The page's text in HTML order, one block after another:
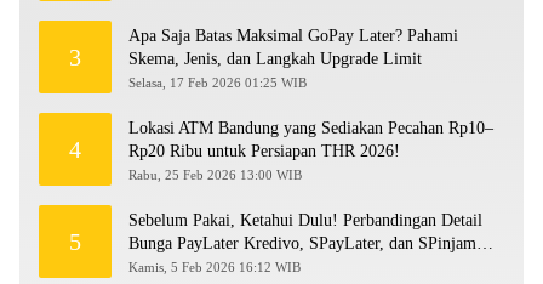
3
Apa Saja Batas Maksimal GoPay Later? Pahami
Skema, Jenis, dan Langkah Upgrade Limit
Selasa, 17 Feb 2026 01:25 WIB
4
Lokasi ATM Bandung yang Sediakan Pecahan Rp10–
Rp20 Ribu untuk Persiapan THR 2026!
Rabu, 25 Feb 2026 13:00 WIB
5
Sebelum Pakai, Ketahui Dulu! Perbandingan Detail
Bunga PayLater Kredivo, SPayLater, dan SPinjam
2026
Kamis, 5 Feb 2026 16:12 WIB